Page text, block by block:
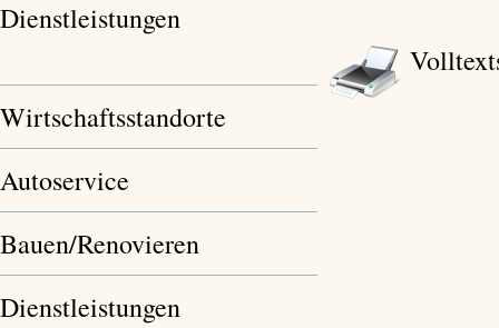
Dienstleistungen
Wirtschaftsstandorte
Autoservice
Bauen/Renovieren
Dienstleistungen